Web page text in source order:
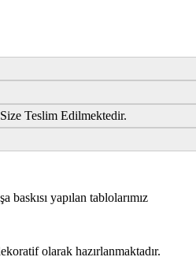
Teslim Edilmektedir.
yapılan tablolarımız
olarak hazırlanmaktadır.